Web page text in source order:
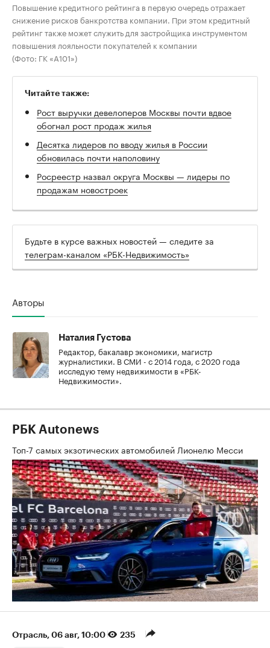
Повышение кредитного рейтинга в первую очередь отражает
снижение рисков банкротства компании. При этом кредитный
рейтинг также может служить для застройщика инструментом
повышения лояльности покупателей к компании
(Фото: ГК «А101»)
Читайте также:
Рост выручки девелоперов Москвы почти вдвое
обогнал рост продаж жилья
Десятка лидеров по вводу жилья в России
обновилась почти наполовину
Росреестр назвал округа Москвы — лидеры по
продажам новостроек
Будьте в курсе важных новостей — следите за
телеграм-каналом «РБК-Недвижимость»
Авторы
Наталия Густова
Редактор, бакалавр экономики, магистр
журналистики. В СМИ - с 2014 года, с 2020 года
исследую тему недвижимости в «РБК-
Недвижимости».
РБК Autonews
Топ-7 самых экзотических автомобилей Лионелю Месси
Отрасль⁠, 06 авг, 10:00 235